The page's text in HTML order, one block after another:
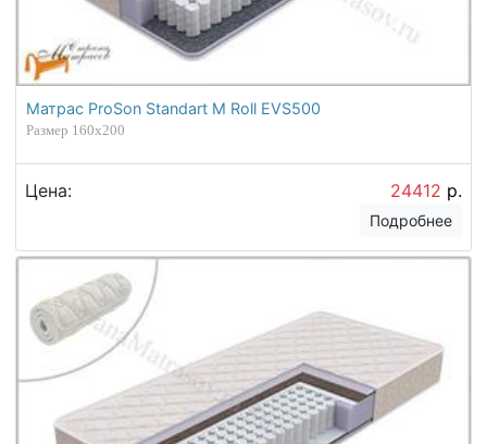
Матрас ProSon Standart M Roll EVS500
Размер 160х200
Цена: 24412 р.
Подробнее